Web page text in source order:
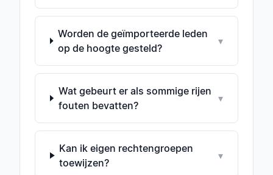
Worden de geïmporteerde leden
op de hoogte gesteld?
▾
Wat gebeurt er als sommige rijen
fouten bevatten?
▾
Kan ik eigen rechtengroepen
toewijzen?
▾